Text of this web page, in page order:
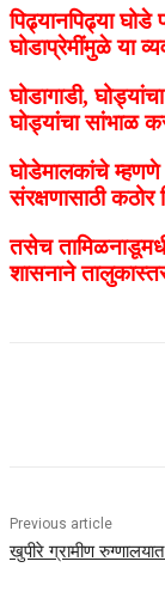
पिढ्यानपिढ्या
घोडाप्रेमींमुळे या
घोडागाडी,
घोड्यांचा सांभाळ
घोडेमालकांचे म्हणणे
संरक्षणासाठी कठोर
तसेच
शासनाने
Previous article
खुपीरे ग्रामीण